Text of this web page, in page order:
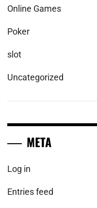
Online Games
Poker
slot
Uncategorized
META
Log in
Entries feed